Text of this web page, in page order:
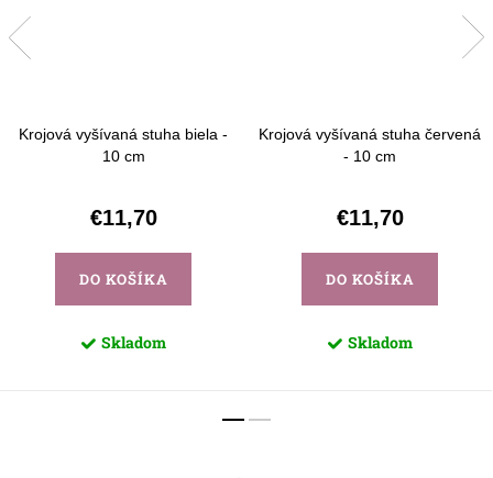
Krojová vyšívaná stuha biela -
10 cm
€11,70
DO KOŠÍKA
Skladom
Krojová vyšívaná stuha červená
- 10 cm
€11,70
DO KOŠÍKA
Skladom